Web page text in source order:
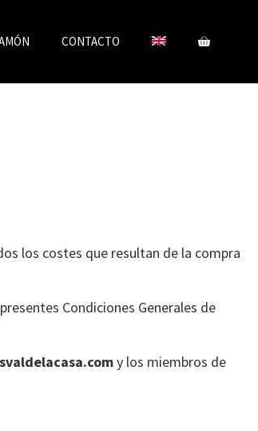
CONTACTO
los costes que resultan de la compra
Condiciones Generales de
y los miembros de